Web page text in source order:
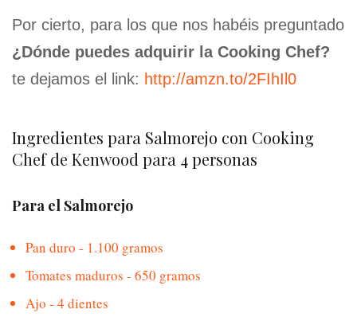
Por cierto, para los que nos habéis preguntado
¿Dónde puedes adquirir la Cooking Chef?
te dejamos el link: http://amzn.to/2FIhIl0
Ingredientes para Salmorejo con Cooking
Chef de Kenwood para 4 personas
Para el Salmorejo
Pan duro - 1.100 gramos
Tomates maduros - 650 gramos
Ajo - 4 dientes